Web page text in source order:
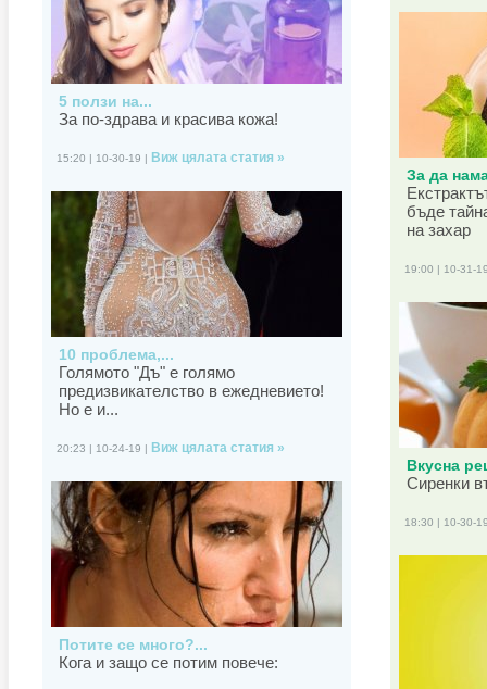
5 ползи на...
За по-здрава и красива кожа!
15:20 | 10-30-19 | Виж цялата статия »
10 проблема,...
Голямото "Дъ" е голямо
предизвикателство в ежедневието!
Но е и...
20:23 | 10-24-19 | Виж цялата статия »
Потите се много?...
Кога и защо се потим повече:
За да
бъде
на захар
19:00 | 10-31-
Вкусна
Сиренки
18:30 | 10-30-